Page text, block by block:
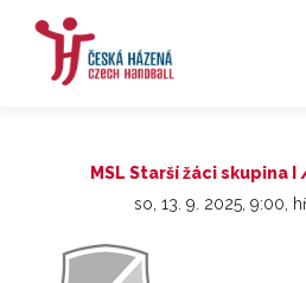
MSL Starší žáci skupina
so, 13. 9. 2025, 9:00,